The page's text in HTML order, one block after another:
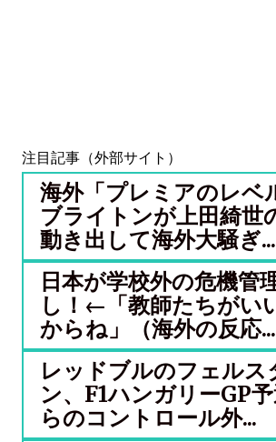
注目記事（外部サイト）
海外「プレミアのレベ
ブライトンが上田綺世
動き出して海外大騒ぎ...
日本が学校外の危機管
し！←「教師たちがい
からね」（海外の反応...
レッドブルのフェルス
ン、F1ハンガリーGP
らのコントロール外...